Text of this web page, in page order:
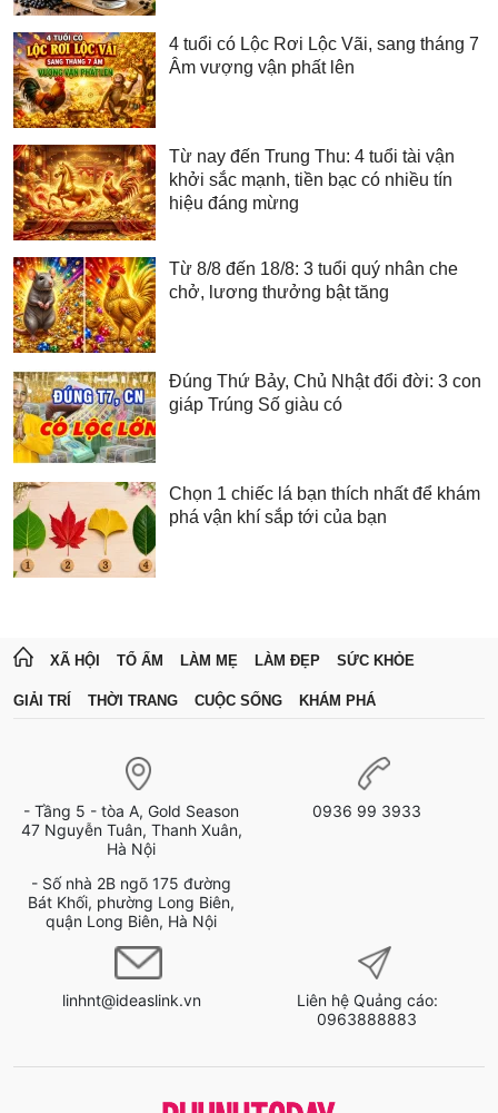
4 tuổi có Lộc Rơi Lộc Vãi, sang tháng 7
Âm vượng vận phất lên
Từ nay đến Trung Thu: 4 tuổi tài vận
khởi sắc mạnh, tiền bạc có nhiều tín
hiệu đáng mừng
Từ 8/8 đến 18/8: 3 tuổi quý nhân che
chở, lương thưởng bật tăng
Đúng Thứ Bảy, Chủ Nhật đổi đời: 3 con
giáp Trúng Số giàu có
Chọn 1 chiếc lá bạn thích nhất để khám
phá vận khí sắp tới của bạn
XÃ HỘI TỔ ẤM LÀM MẸ LÀM ĐẸP SỨC KHỎE
GIẢI TRÍ THỜI TRANG CUỘC SỐNG KHÁM PHÁ
- Tầng 5 - tòa A, Gold Season
47 Nguyễn Tuân, Thanh Xuân,
Hà Nội
- Số nhà 2B ngõ 175 đường
Bát Khối, phường Long Biên,
quận Long Biên, Hà Nội
0936 99 3933
linhnt@ideaslink.vn
Liên hệ Quảng cáo:
0963888883